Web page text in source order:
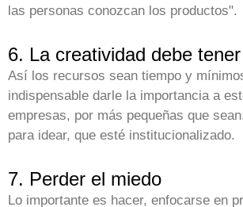
las personas conozcan los productos".
6. La creatividad debe
Así los recursos sean tiempo y
indispensable darle la importancia a
empresas, por más pequeñas que
para idear, que esté institucionalizado.
7. Perder el miedo
Lo importante es hacer, enfocarse en